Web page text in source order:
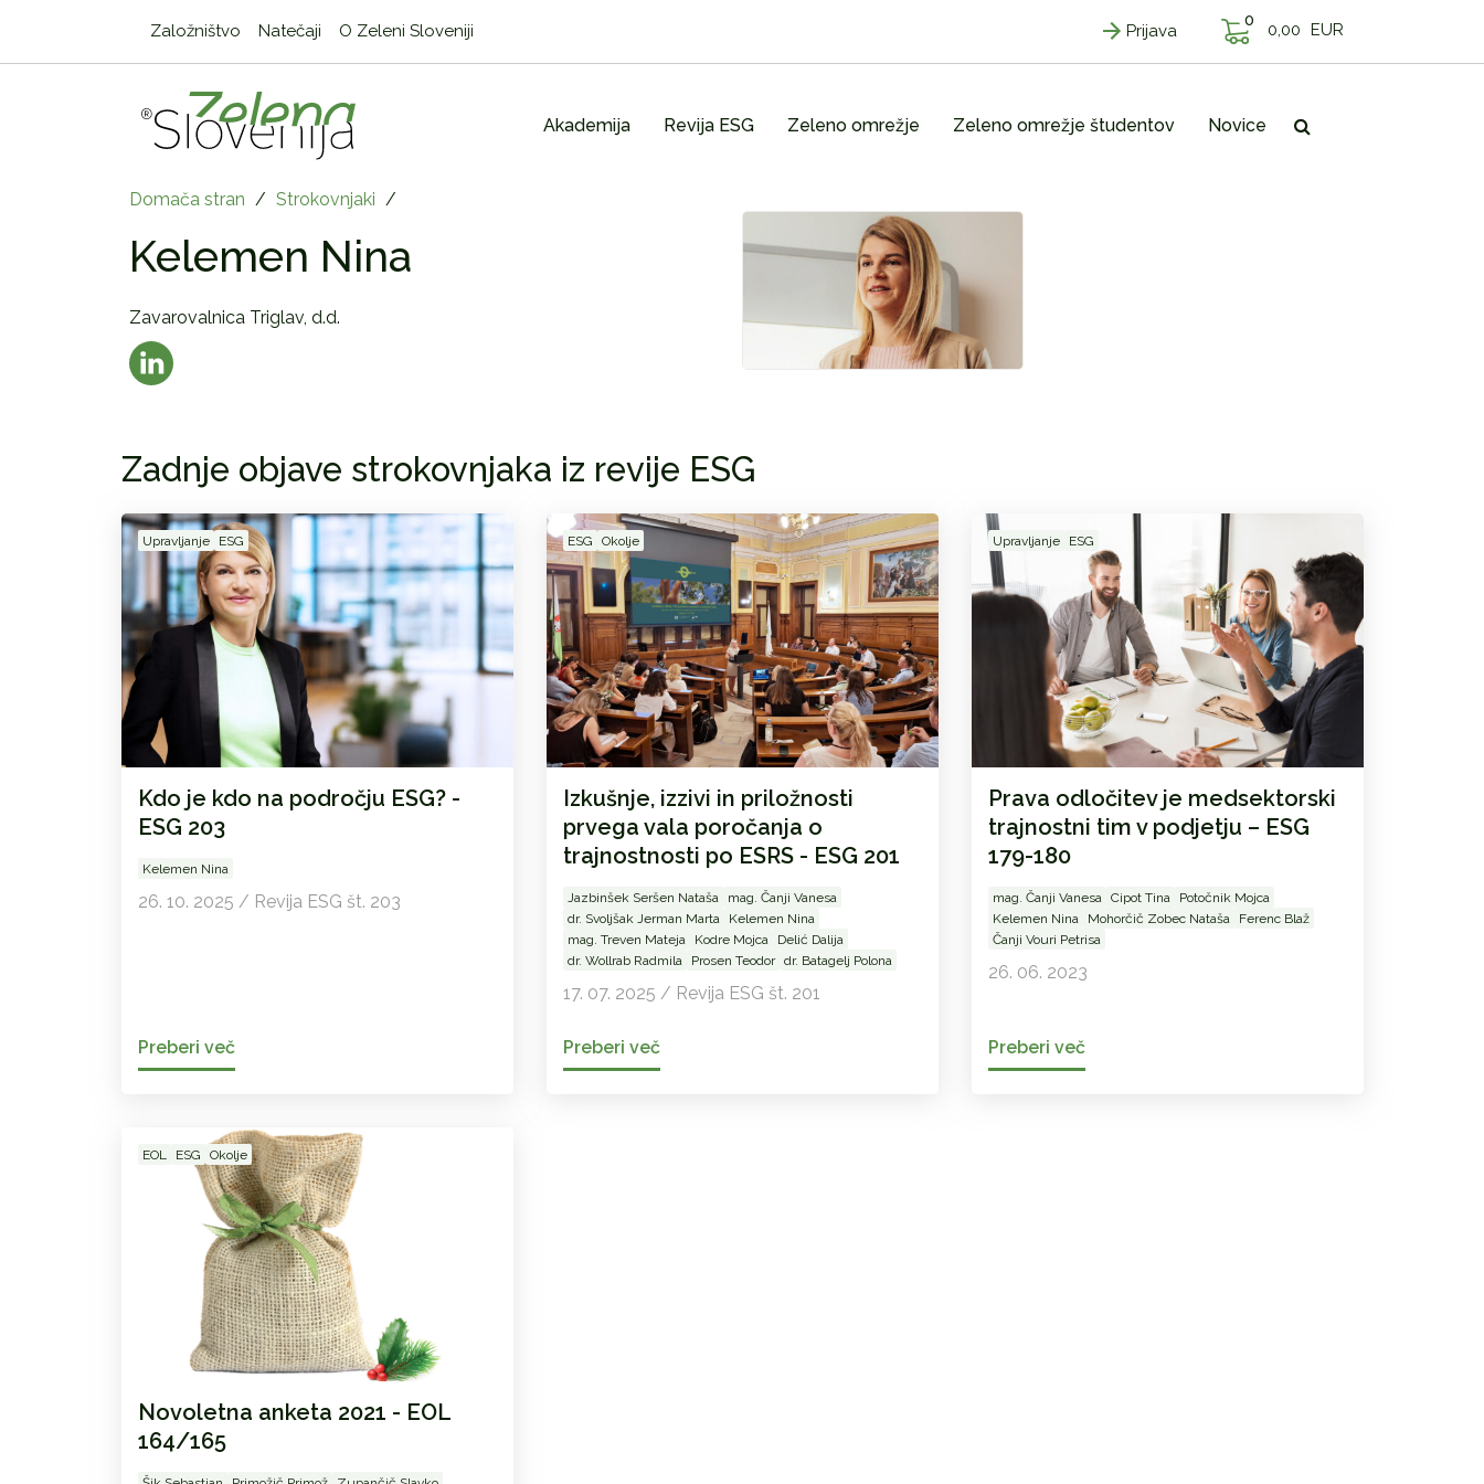
Založništvo Natečaji O Zeleni Sloveniji Prijava
0 0,00 EUR
Akademija Revija ESG Zeleno omrežje Zeleno omrežje študentov Novice
Domača stran / Strokovnjaki /
Kelemen Nina
Zavarovalnica Triglav, d.d.
Zadnje objave strokovnjaka iz revije ESG
Upravljanje ESG
Kdo je kdo na področju ESG? -
ESG 203
Kelemen Nina
26. 10. 2025 / Revija ESG št. 203
Preberi več
ESG Okolje
Izkušnje, izzivi in priložnosti
prvega vala poročanja o
trajnostnosti po ESRS - ESG 201
Jazbinšek Seršen Nataša
mag. Čanji Vanesa
dr. Svoljšak Jerman Marta
Kelemen Nina
mag. Treven Mateja
Kodre Mojca
Delić Dalija
dr. Wollrab Radmila
Prosen Teodor dr. Batagelj Polona
17. 07. 2025 / Revija ESG št. 201
Preberi več
Upravljanje ESG
Prava odločitev je medsektorski
trajnostni tim v podjetju – ESG
179-180
mag. Čanji Vanesa Cipot Tina
Potočnik Mojca
Kelemen Nina
Mohorčič Zobec Nataša
Ferenc Blaž
Čanji Vouri Petrisa
26. 06. 2023
Preberi več
EOL ESG Okolje
Novoletna anketa 2021 - EOL
164/165